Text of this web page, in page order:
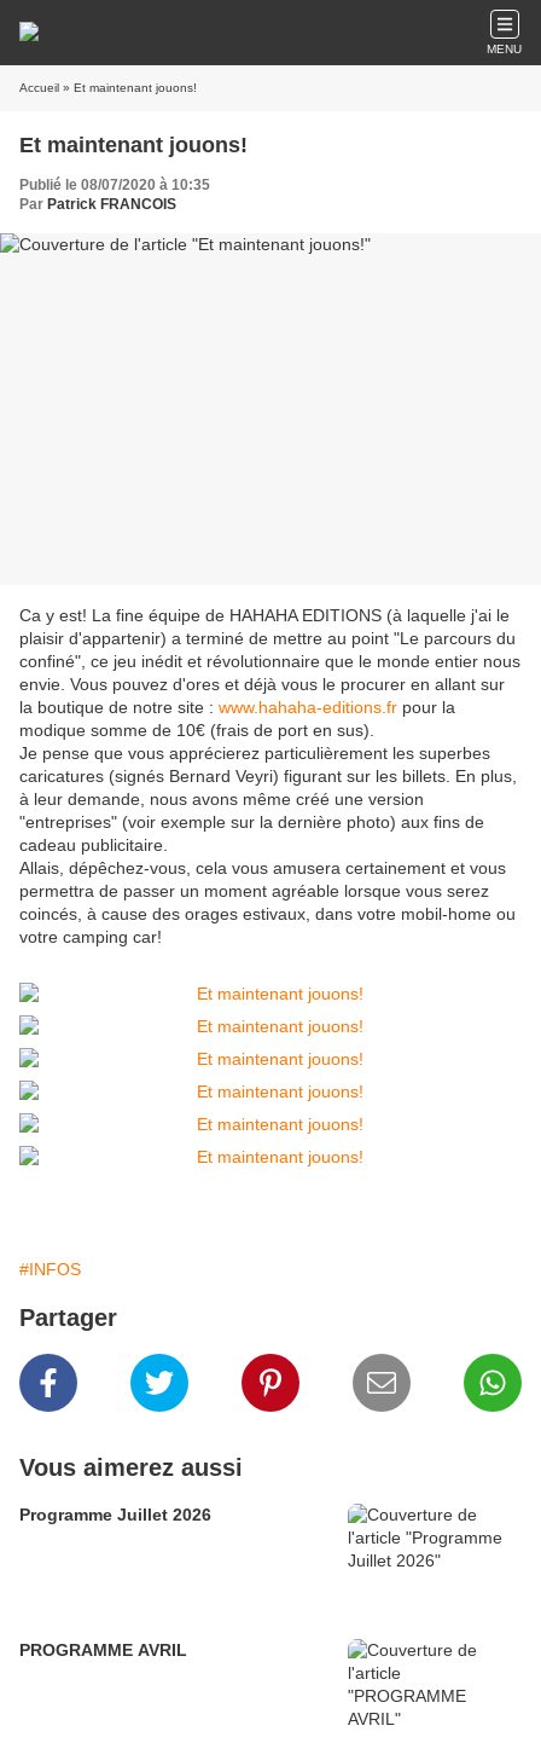
MENU
Accueil » Et maintenant jouons!
Et maintenant jouons!
Publié le 08/07/2020 à 10:35
Par Patrick FRANCOIS
Ca y est! La fine équipe de HAHAHA EDITIONS (à laquelle j'ai le
plaisir d'appartenir) a terminé de mettre au point "Le parcours du
confiné", ce jeu inédit et révolutionnaire que le monde entier nous
envie. Vous pouvez d'ores et déjà vous le procurer en allant sur
la boutique de notre site : www.hahaha-editions.fr pour la
modique somme de 10€ (frais de port en sus).
Je pense que vous apprécierez particulièrement les superbes
caricatures (signés Bernard Veyri) figurant sur les billets. En plus,
à leur demande, nous avons même créé une version
"entreprises" (voir exemple sur la dernière photo) aux fins de
cadeau publicitaire.
Allais, dépêchez-vous, cela vous amusera certainement et vous
permettra de passer un moment agréable lorsque vous serez
coincés, à cause des orages estivaux, dans votre mobil-home ou
votre camping car!
#INFOS
Partager
Vous aimerez aussi
Programme Juillet 2026
PROGRAMME AVRIL